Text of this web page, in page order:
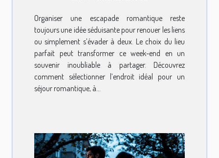
Organiser une escapade romantique reste
toujours une idée séduisante pour renouer les liens
ou simplement s’évader à deux. Le choix du lieu
parfait peut transformer ce week-end en un
souvenir inoubliable à partager. Découvrez
comment sélectionner l’endroit idéal pour un
séjour romantique, à...